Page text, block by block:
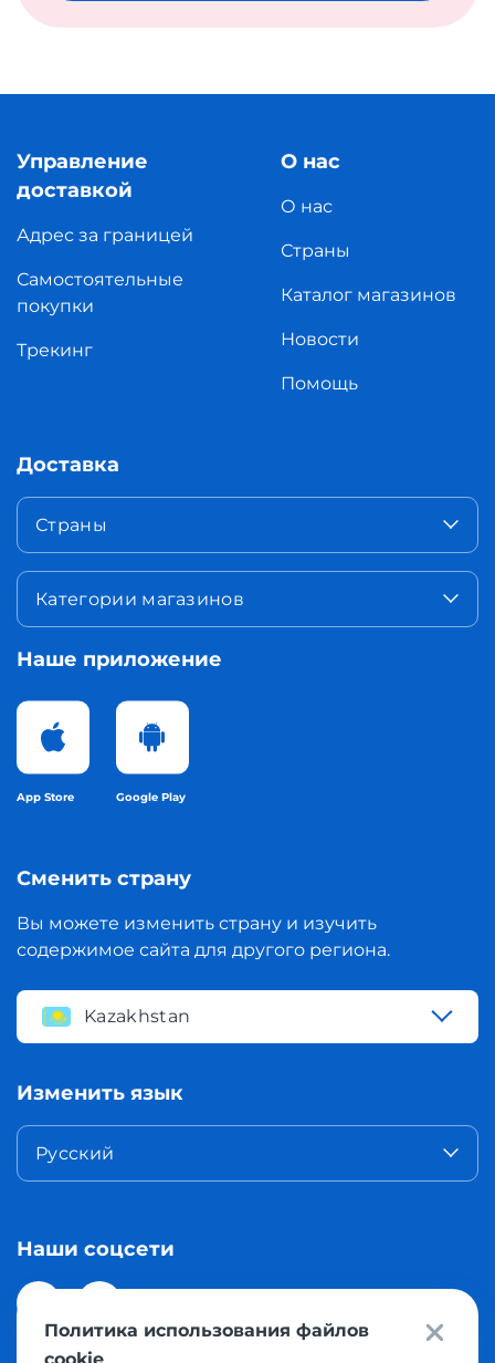
Управление
доставкой
Адрес за границей
Самостоятельные
покупки
Трекинг
О нас
О нас
Страны
Каталог магазинов
Новости
Помощь
Доставка
Страны
Категории магазинов
Наше приложение
App Store Google Play
Сменить страну
Вы можете изменить страну и изучить
содержимое сайта для другого региона.
Kazakhstan
Изменить язык
Русский
Наши соцсети
Политика использования файлов